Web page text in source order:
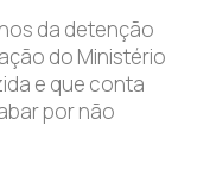
da detenção
do Ministério
e que conta
por não